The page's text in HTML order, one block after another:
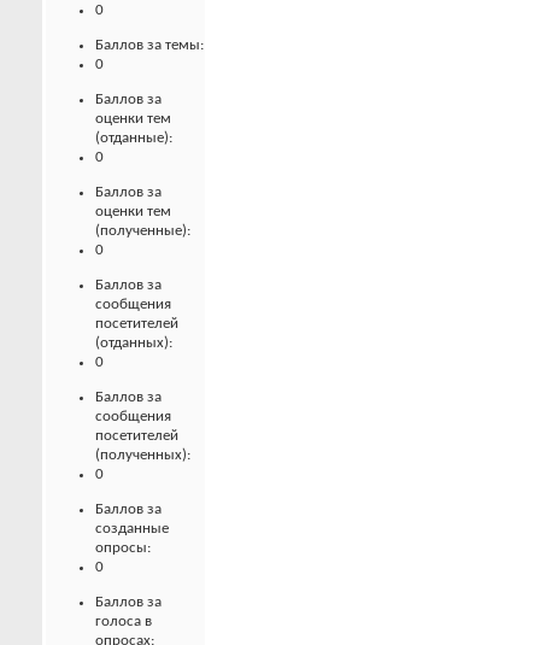
0
Баллов за темы:
0
Баллов за
оценки тем
(отданные):
0
Баллов за
оценки тем
(полученные):
0
Баллов за
сообщения
посетителей
(отданных):
0
Баллов за
сообщения
посетителей
(полученных):
0
Баллов за
созданные
опросы:
0
Баллов за
голоса в
опросах: